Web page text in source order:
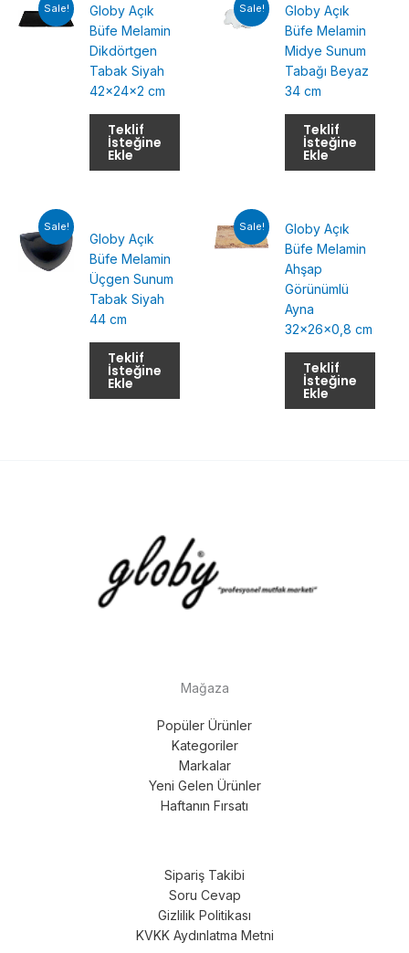
Sale!
Globy Açık
Büfe Melamin
Dikdörtgen
Tabak Siyah
42x24x2 cm
Teklif
İsteğine
Ekle
Sale!
Globy Açık
Büfe Melamin
Midye Sunum
Tabağı Beyaz
34 cm
Teklif
İsteğine
Ekle
Sale!
Globy Açık
Büfe Melamin
Üçgen Sunum
Tabak Siyah
44 cm
Teklif
İsteğine
Ekle
Sale!
Globy Açık
Büfe Melamin
Ahşap
Görünümlü
Ayna
32x26x0,8 cm
Teklif
İsteğine
Ekle
Mağaza
Popüler Ürünler
Kategoriler
Markalar
Yeni Gelen Ürünler
Haftanın Fırsatı
Sipariş Takibi
Soru Cevap
Gizlilik Politikası
KVKK Aydınlatma Metni